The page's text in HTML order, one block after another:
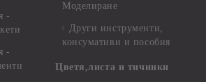
-
-
Моделиране
Други инструменти,
консумативи и пособия
Цветя,листа и тичинки